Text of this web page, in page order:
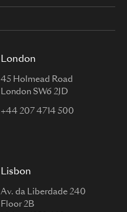
London
45 Holmead Road
London SW6 2JD
+44 207 4714 500
Lisbon
Av. da Liberdade 240
Floor 2B